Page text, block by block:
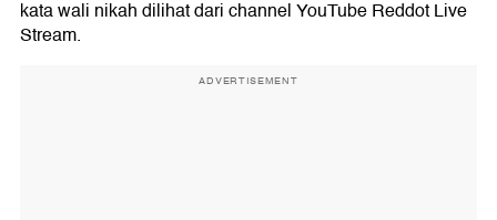
kata wali nikah dilihat dari channel YouTube Reddot Live
Stream.
ADVERTISEMENT